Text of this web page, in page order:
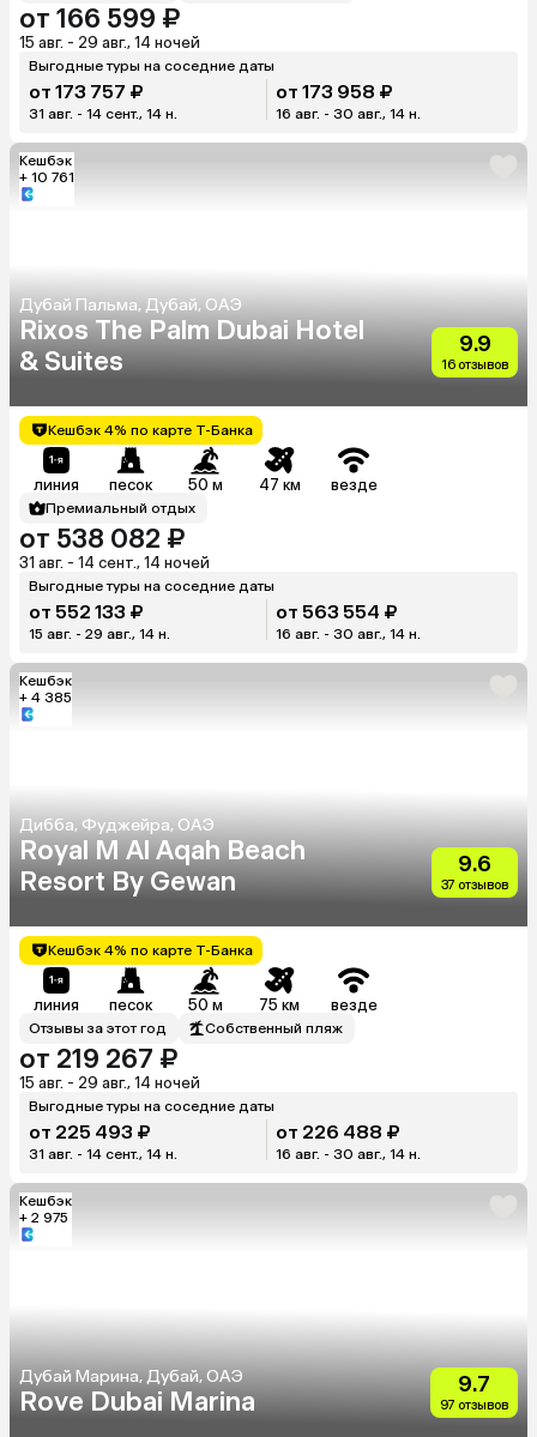
от 166 599 ₽
15 авг. - 29 авг., 14 ночей
Выгодные туры на соседние даты
от 173 757 ₽
31 авг. - 14 сент., 14 н.
от 173 958 ₽
16 авг. - 30 авг., 14 н.
Кешбэк
+ 10 761
Дубай Пальма, Дубай, ОАЭ
Rixos The Palm Dubai Hotel
& Suites
9.9
16 отзывов
Кешбэк 4% по карте Т-Банка
линия песок 50 м 47 км везде
Премиальный отдых
от 538 082 ₽
31 авг. - 14 сент., 14 ночей
Выгодные туры на соседние даты
от 552 133 ₽
15 авг. - 29 авг., 14 н.
от 563 554 ₽
16 авг. - 30 авг., 14 н.
Кешбэк
+ 4 385
Дибба, Фуджейра, ОАЭ
Royal M Al Aqah Beach
Resort By Gewan
9.6
37 отзывов
Кешбэк 4% по карте Т-Банка
линия песок 50 м 75 км везде
Отзывы за этот год Собственный пляж
от 219 267 ₽
15 авг. - 29 авг., 14 ночей
Выгодные туры на соседние даты
от 225 493 ₽
31 авг. - 14 сент., 14 н.
от 226 488 ₽
16 авг. - 30 авг., 14 н.
Кешбэк
+ 2 975
Дубай Марина, Дубай, ОАЭ
Rove Dubai Marina
9.7
97 отзывов